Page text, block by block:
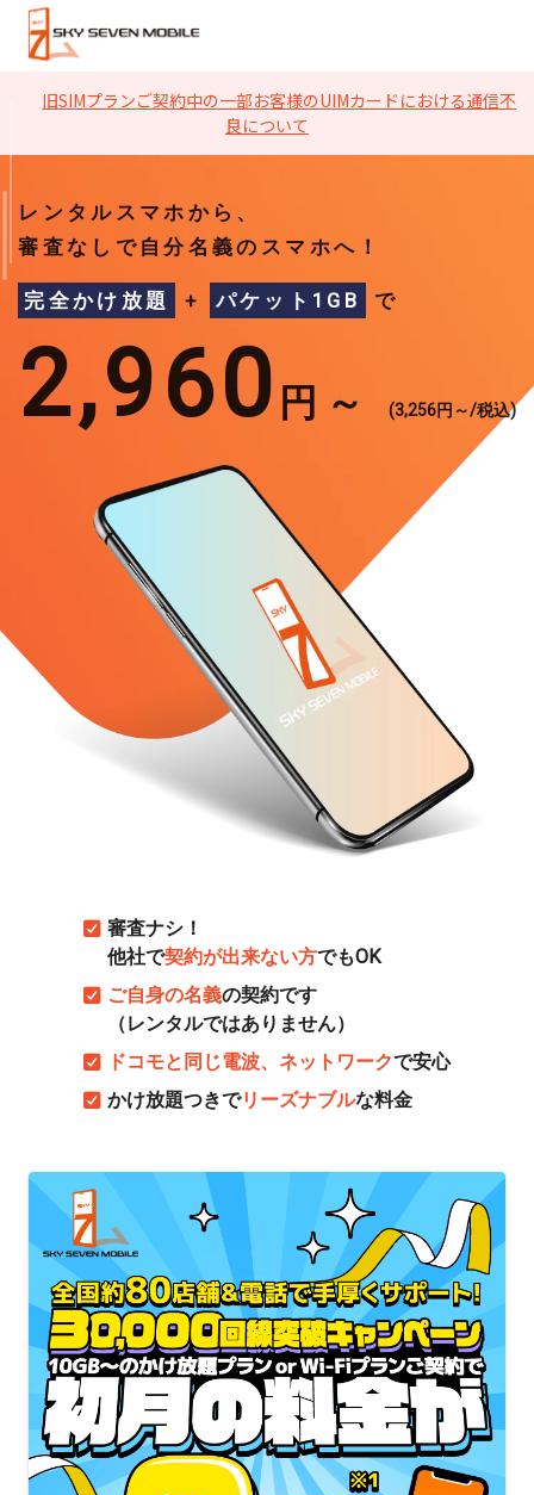
旧SIMプランご契約中の一部お客様のUIMカードにおける通信不
良について
レンタルスマホから、
審査なしで自分名義のスマホへ！
完全かけ放題 + パケット1GB で
2,960 円～ (3,256円～/税込)
審査ナシ！
他社で契約が出来ない方でもOK
ご自身の名義の契約です
（レンタルではありません）
ドコモと同じ電波、ネットワークで安心
かけ放題つきでリーズナブルな料金